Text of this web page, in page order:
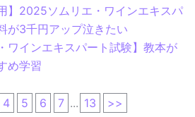
】2025ソムリエ・ワインエキスパ
が3千円アップ泣きたい
ワインエキスパート試験】教本が
め学習
4 5 6 7 ... 13 >>